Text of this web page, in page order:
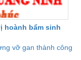
hoành bẩm sinh
vỡ gan thành công